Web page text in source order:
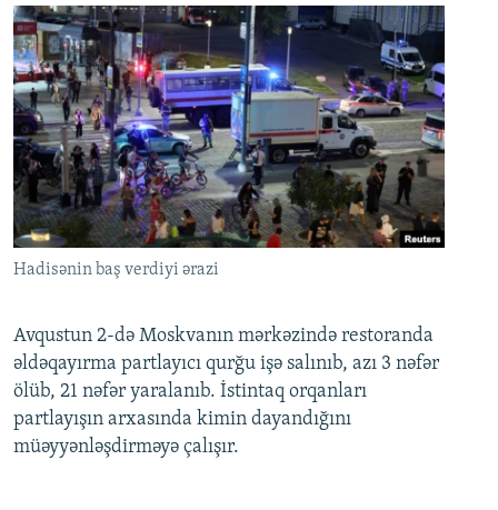
Hadisənin baş verdiyi ərazi
Avqustun 2-də Moskvanın mərkəzində restoranda
əldəqayırma partlayıcı qurğu işə salınıb, azı 3 nəfər
ölüb, 21 nəfər yaralanıb. İstintaq orqanları
partlayışın arxasında kimin dayandığını
müəyyənləşdirməyə çalışır.